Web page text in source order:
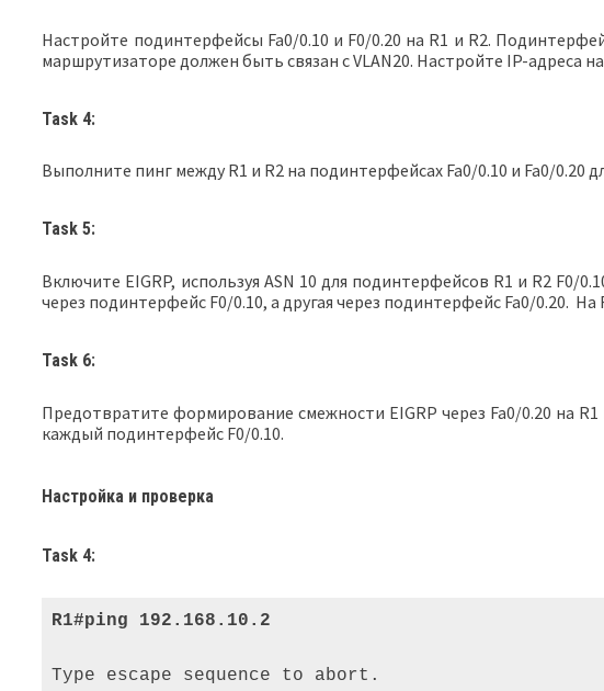
Настройте подинтерфейсы Fa0/0.10 и F0/0.20 на R1 и R2.
маршрутизаторе должен быть связан с VLAN20. Настройте IP-адреса
Task 4:
Выполните пинг между R1 и R2 на подинтерфейсах Fa0/0.10 и Fa0/0.20
Task 5:
Включите EIGRP, используя ASN 10 для подинтерфейсов R1 и R2 F0/
через подинтерфейс F0/0.10, а другая через подинтерфейс Fa0/0.20.
Task 6:
Предотвратите формирование смежности EIGRP через Fa0/0.20 на
каждый подинтерфейс F0/0.10.
Настройка и проверка
Task 4:
Type escape sequence to abort.